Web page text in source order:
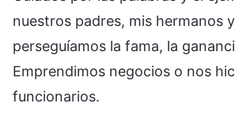
nuestros padres, mis hermanos
perseguíamos la fama, la
Emprendimos negocios o nos
funcionarios.